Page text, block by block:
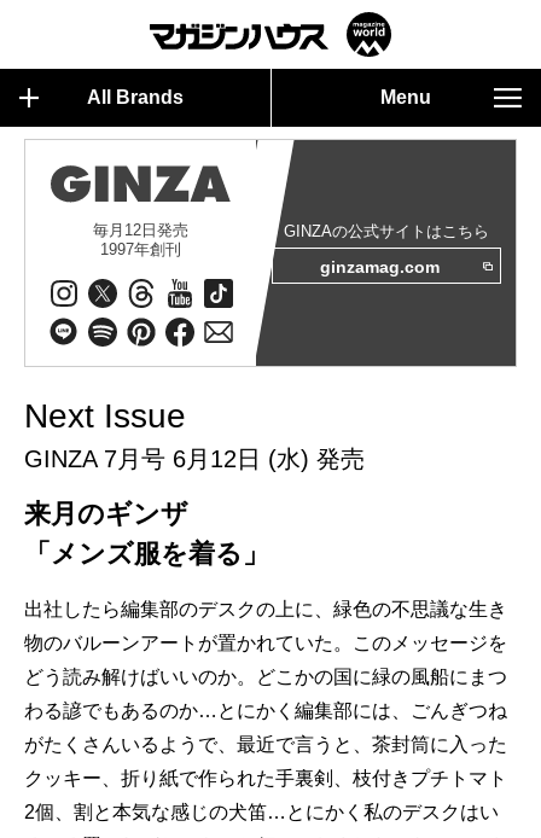
All Brands Menu
毎月12日発売
1997年創刊
GINZAの公式サイトはこちら
ginzamag.com
Next Issue
GINZA 7月号 6月12日 (水) 発売
来月のギンザ
「メンズ服を着る」
出社したら編集部のデスクの上に、緑色の不思議な生き
物のバルーンアートが置かれていた。このメッセージを
どう読み解けばいいのか。どこかの国に緑の風船にまつ
わる諺でもあるのか…とにかく編集部には、ごんぎつね
がたくさんいるようで、最近で言うと、茶封筒に入った
クッキー、折り紙で作られた手裏剣、枝付きプチトマト
2個、割と本気な感じの犬笛…とにかく私のデスクはい